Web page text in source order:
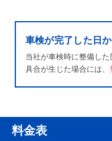
車検が完了した日
当社が車検時に整備し
具合が生じた場合には、
料金表